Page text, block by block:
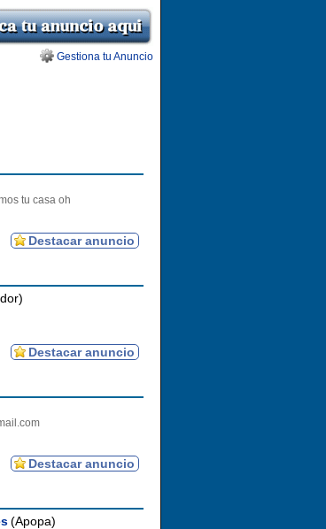
Gestiona tu Anuncio
tu casa oh
Destacar anuncio
Destacar anuncio
Destacar anuncio
(Apopa)